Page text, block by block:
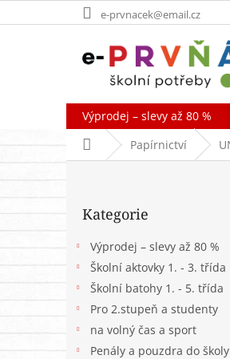
na
e-prvnacek@email.cz
Výprodej – slevy až 80 %
Domů Papírnictví
P
kategorie
Kategorie
Výprodej – slevy až 80 %
Školní aktovky 1. - 3. třída
Školní batohy 1. - 5. třída
Pro 2.stupeň a studenty
na volný čas a sport
Penály a pouzdra do školy